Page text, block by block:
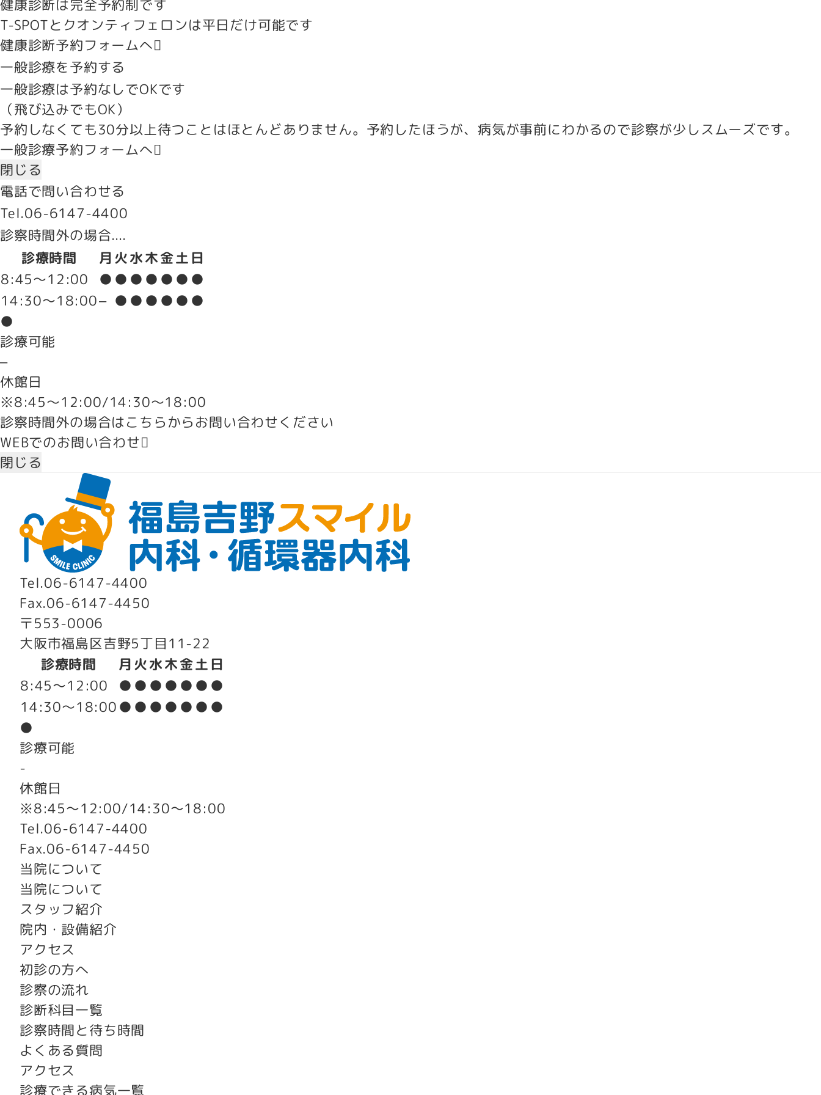
健康診断は完全予約制です
T-SPOTとクオンティフェロンは平日だけ可能です
健康診断予約フォームへ
一般診療を予約する
一般診療は予約なしでOKです
（飛び込みでもOK）
予約しなくても30分以上待つことはほとんどありません。予約したほうが、病気が事前にわかるので診察が少しスムーズです。
一般診療予約フォームへ
閉じる
電話で問い合わせる
Tel.06-6147-4400
診察時間外の場合....
診療時間
月火水木金土日
8:45～12:00
● ● ● ● ● ● ●
14:30～18:00– ● ● ● ● ● ●
●
診療可能
–
休館日
※8:45～12:00/14:30～18:00
診察時間外の場合はこちらからお問い合わせください
WEBでのお問い合わせ
閉じる
Tel.06-6147-4400
Fax.06-6147-4450
〒553-0006
大阪市福島区吉野5丁目11-22
診療時間
月火水木金土日
8:45～12:00
● ● ● ● ● ● ●
14:30～18:00● ● ● ● ● ● ●
●
診療可能
-
休館日
※8:45～12:00/14:30～18:00
Tel.06-6147-4400
Fax.06-6147-4450
当院について
当院について
スタッフ紹介
院内・設備紹介
アクセス
初診の方へ
診察の流れ
診断科目一覧
診察時間と待ち時間
よくある質問
アクセス
診療できる病気一覧